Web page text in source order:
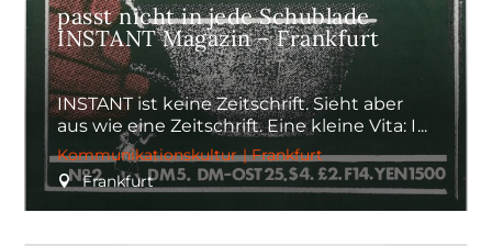
passt nicht in jede Schublade
INSTANT Magazin – Frankfurt
INSTANT ist keine Zeitschrift. Sieht aber
aus wie eine Zeitschrift. Eine kleine Vita: I
Kommunikationskultur |Frankfurt
Frankfurt